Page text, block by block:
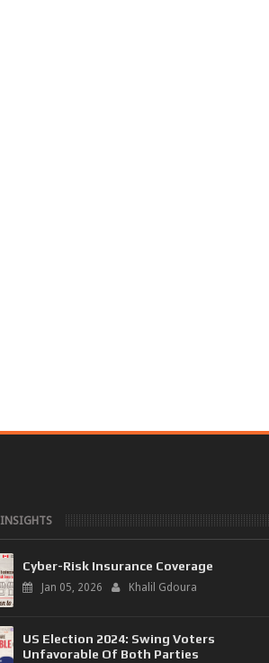
Cyber-Risk Insurance Coverage
Jan 05, 2026 Khalil Gdoura
US Election 2024: Swing Voters
Unfavorable Of Both Parties